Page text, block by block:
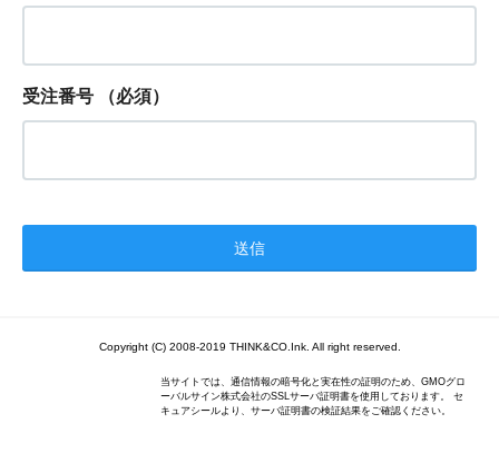
受注番号 （必須）
Copyright (C) 2008-2019 THINK&CO.Ink. All right reserved.
当サイトでは、通信情報の暗号化と実在性の証明のため、GMOグロ
ーバルサイン株式会社のSSLサーバ証明書を使用しております。 セ
キュアシールより、サーバ証明書の検証結果をご確認ください。